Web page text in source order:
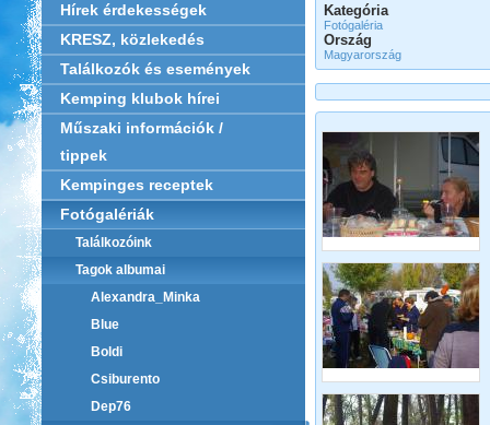
Hírek érdekességek
KRESZ, közlekedés
Találkozók és események
Kemping klubok hírei
Műszaki információk /
tippek
Kempinges receptek
Fotógalériák
Találkozóink
Tagok albumai
Alexandra_Minka
Blue
Boldi
Csiburento
Dep76
Kategória
Fotógaléria
Ország
Magyarország